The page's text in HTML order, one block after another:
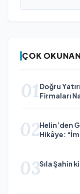
ÇOK
01 Doğru
Firmaları
02Helin’den
Hikâye:
03Sıla Şahin